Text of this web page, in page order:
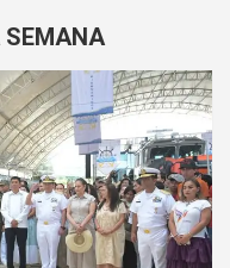
SEMANA